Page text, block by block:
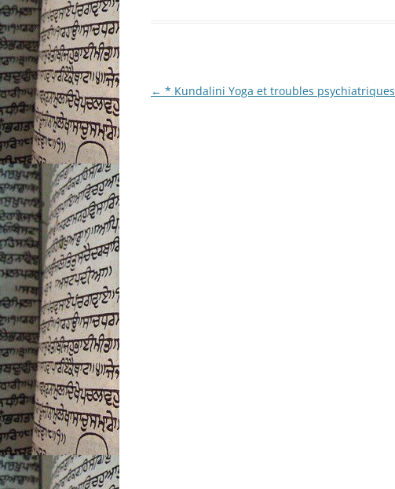
Navigation
← * Kundalini Yoga et troubles psychiatriques